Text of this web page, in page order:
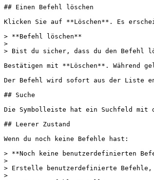
## Einen Befehl löschen
Klicken Sie auf **Löschen**. Es
> **Befehl löschen**
>
> Bist du sicher, dass du den Befehl
Bestätigen mit **Löschen**.
Der Befehl wird sofort aus der Liste
## Suche
Die Symbolleiste hat ein Suchfeld mit
## Leerer Zustand
Wenn du noch keine Befehle hast:
> **Noch keine benutzerdefinierten
>
> Erstelle benutzerdefinierte Befehle,
>